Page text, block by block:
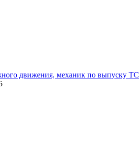
движения, механик по выпуску ТС